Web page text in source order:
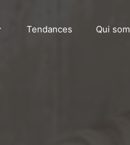
Tendances Qui